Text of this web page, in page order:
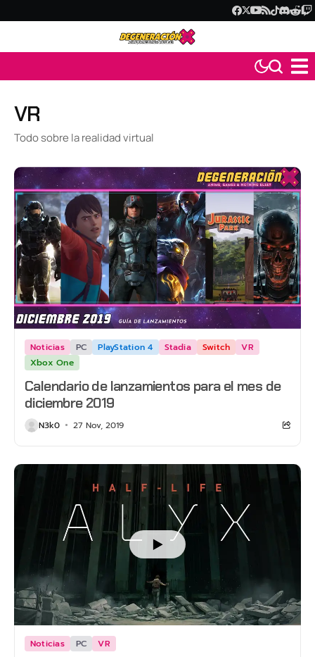
VR
Todo sobre la realidad virtual
Noticias PC PlayStation 4 Stadia Switch
VR
Xbox One
Calendario de lanzamientos para el mes de
diciembre 2019
N3k0 27 Nov, 2019
Noticias PC VR